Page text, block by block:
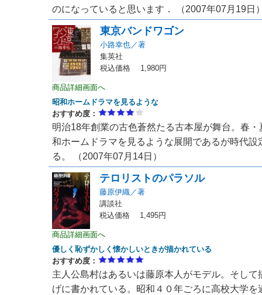
のになっていると思います． （2007年07月19日
東京バンドワゴン
小路幸也／著
集英社
税込価格 1,980円
商品詳細画面へ
昭和ホームドラマを見るような
おすすめ度：
明治18年創業の古色蒼然たる古本屋が舞台。春
和ホームドラマを見るような展開であるが時代
る。 （2007年07月14日）
テロリストのパラソル
藤原伊織／著
講談社
税込価格 1,495円
商品詳細画面へ
優しく恥ずかしく懐かしいときが描かれている
おすすめ度：
主人公島村はあるいは藤原本人がモデル。そし
げに書かれている。昭和４０年ごろに高校大学